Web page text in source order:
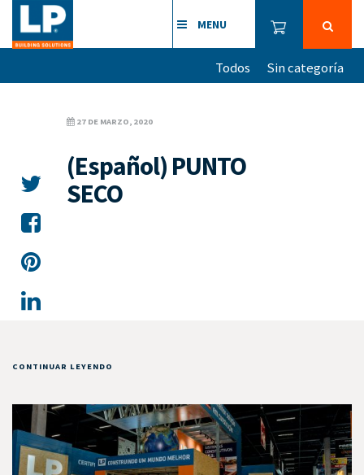
MENU
Todos Sin categoría
27 DE MARZO, 2020
(Español) PUNTO
SECO
CONTINUAR LEYENDO